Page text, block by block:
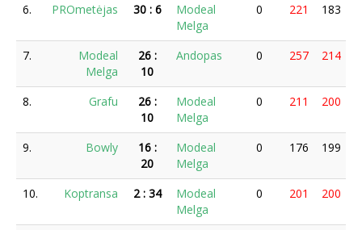
6. PROmetėjas 30 : 6
Modeal
Melga
0 221 183
7.
Modeal
Melga
26 :
10
Andopas 0 257 214
8. Grafu 26 :
10
Modeal
Melga
0 211 200
9. Bowly 16 :
20
Modeal
Melga
0 176 199
10. Koptransa 2 : 34
Modeal
Melga
0 201 200